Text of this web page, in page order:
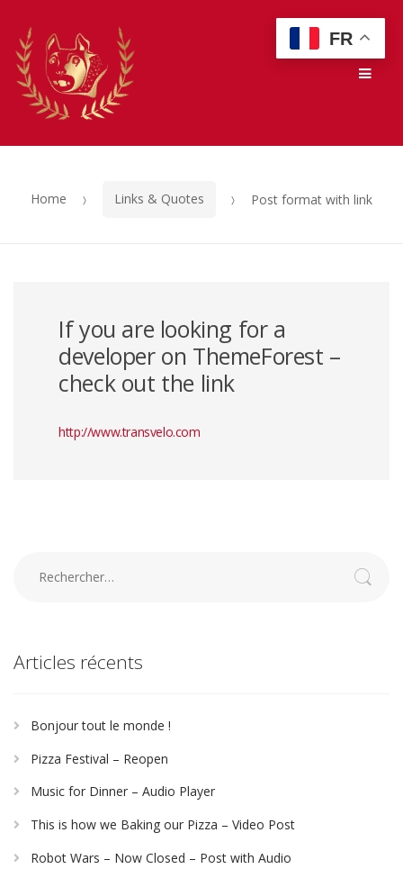
Skip
to
navigation
Skip
to
content
Home Links & Quotes Post format with link
If you are looking for a
developer on ThemeForest –
check out the link
http://www.transvelo.com
Articles récents
Bonjour tout le monde !
Pizza Festival – Reopen
Music for Dinner – Audio Player
This is how we Baking our Pizza – Video Post
Robot Wars – Now Closed – Post with Audio
FR